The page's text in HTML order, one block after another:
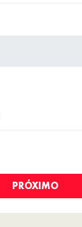
PRÓXIMO